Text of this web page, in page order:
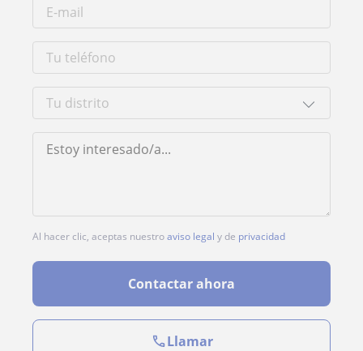
Al hacer clic, aceptas nuestroaviso legal y de privacidad
Contactar ahora
Llamar